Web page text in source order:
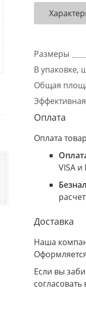
Размеры
В упаковке,
Общая
Оплата
Оплата
VISA
Доставка
Наша
Если вы